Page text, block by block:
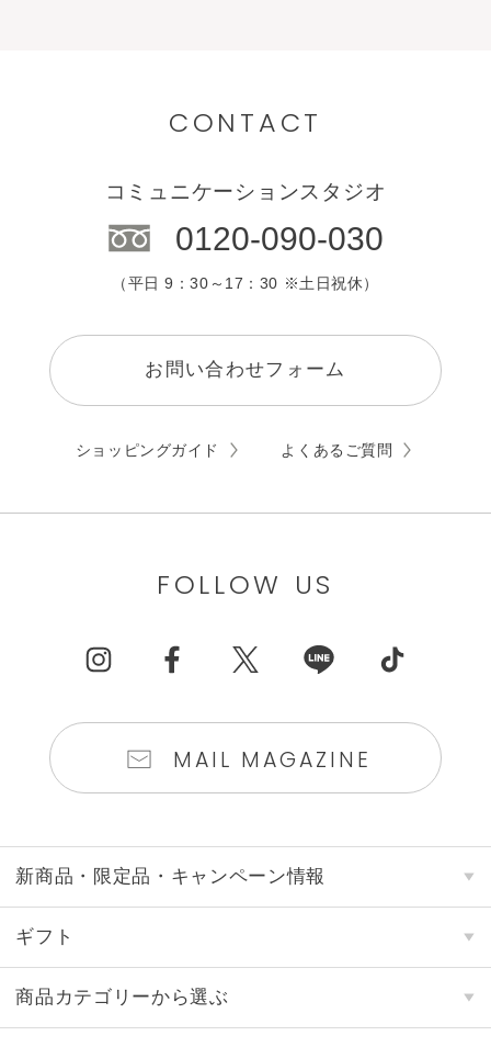
カウンセリングCONTACT
コミュニケーションスタジオ
0120-090-030
（平日 9：30～17：30 ※土日祝休）
お問い合わせフォーム
ショッピングガイド よくあるご質問
FOLLOW US
MAIL MAGAZINE
新商品・限定品・キャンペーン情報
ギフト
商品カテゴリーから選ぶ